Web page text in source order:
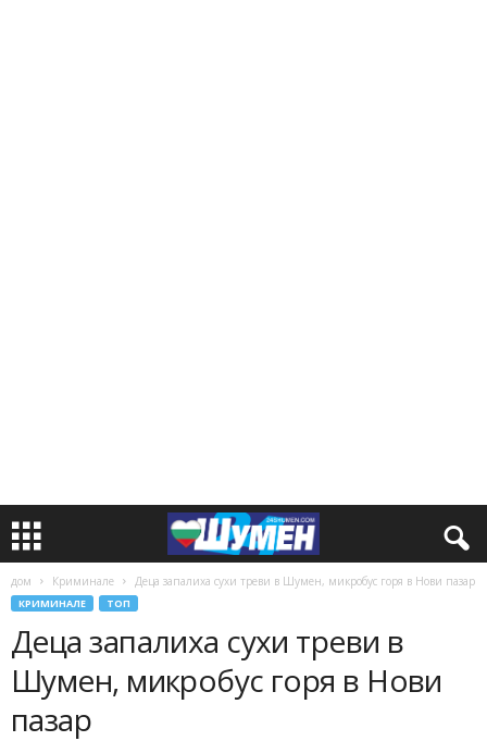
дом Криминале Деца запалиха сухи треви в Шумен, микробус горя в Нови пазар
КРИМИНАЛЕ ТОП
Деца запалиха сухи треви в
Шумен, микробус горя в Нови
пазар